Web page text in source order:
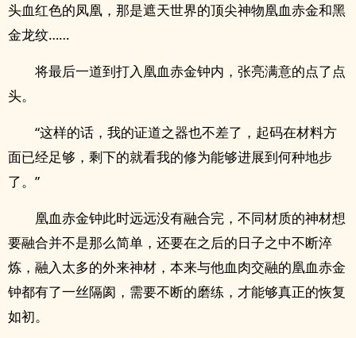
头血红色的凤凰，那是遮天世界的顶尖神物凰血赤金和黑
金龙纹……
将最后一道到打入凰血赤金钟内，张亮满意的点了点
头。
“这样的话，我的证道之器也不差了，起码在材料方
面已经足够，剩下的就看我的修为能够进展到何种地步
了。”
凰血赤金钟此时远远没有融合完，不同材质的神材想
要融合并不是那么简单，还要在之后的日子之中不断淬
炼，融入太多的外来神材，本来与他血肉交融的凰血赤金
钟都有了一丝隔阂，需要不断的磨练，才能够真正的恢复
如初。